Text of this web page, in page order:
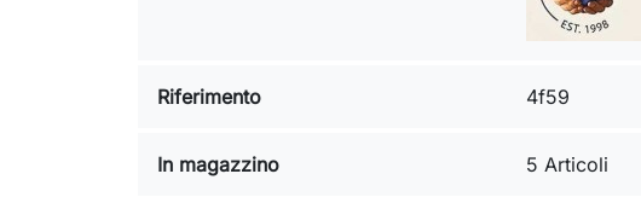
Riferimento 4f59
In magazzino 5 Articoli